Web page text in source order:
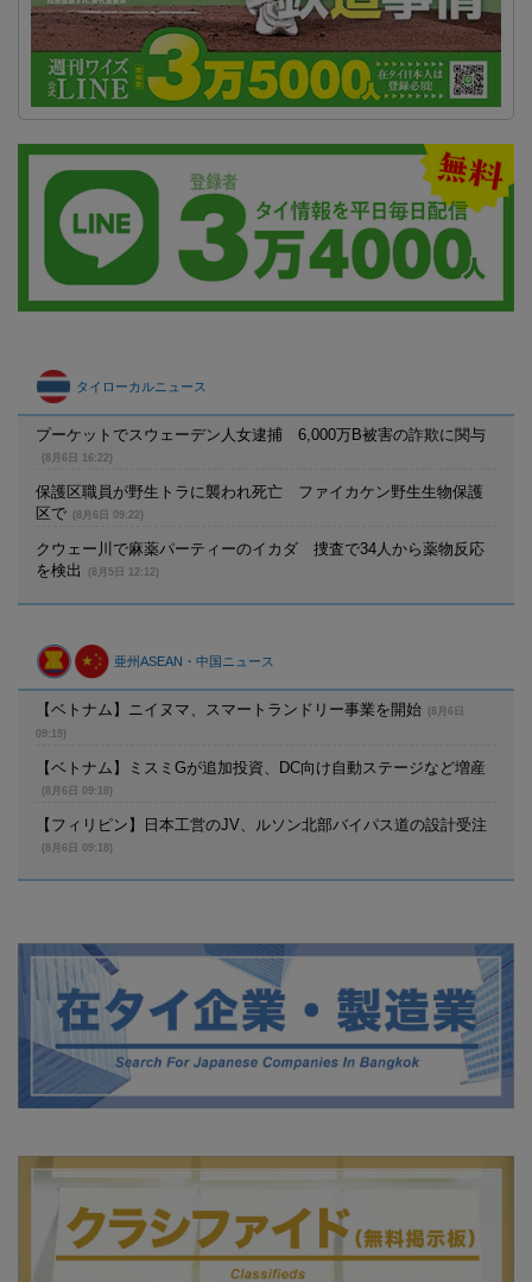
タイローカルニュース
プーケットでスウェーデン人女逮捕 6,000万B被害の詐欺に関与
(8月6日 16:22)
保護区職員が野生トラに襲われ死亡 ファイカケン野生生物保護
区で
(8月6日 09:22)
クウェー川で麻薬パーティーのイカダ 捜査で34人から薬物反応
を検出
(8月5日 12:12)
亜州ASEAN・中国ニュース
【ベトナム】ニイヌマ、スマートランドリー事業を開始
(8月6日
09:19)
【ベトナム】ミスミGが追加投資、DC向け自動ステージなど増産
(8月6日 09:18)
【フィリピン】日本工営のJV、ルソン北部バイパス道の設計受注
(8月6日 09:18)